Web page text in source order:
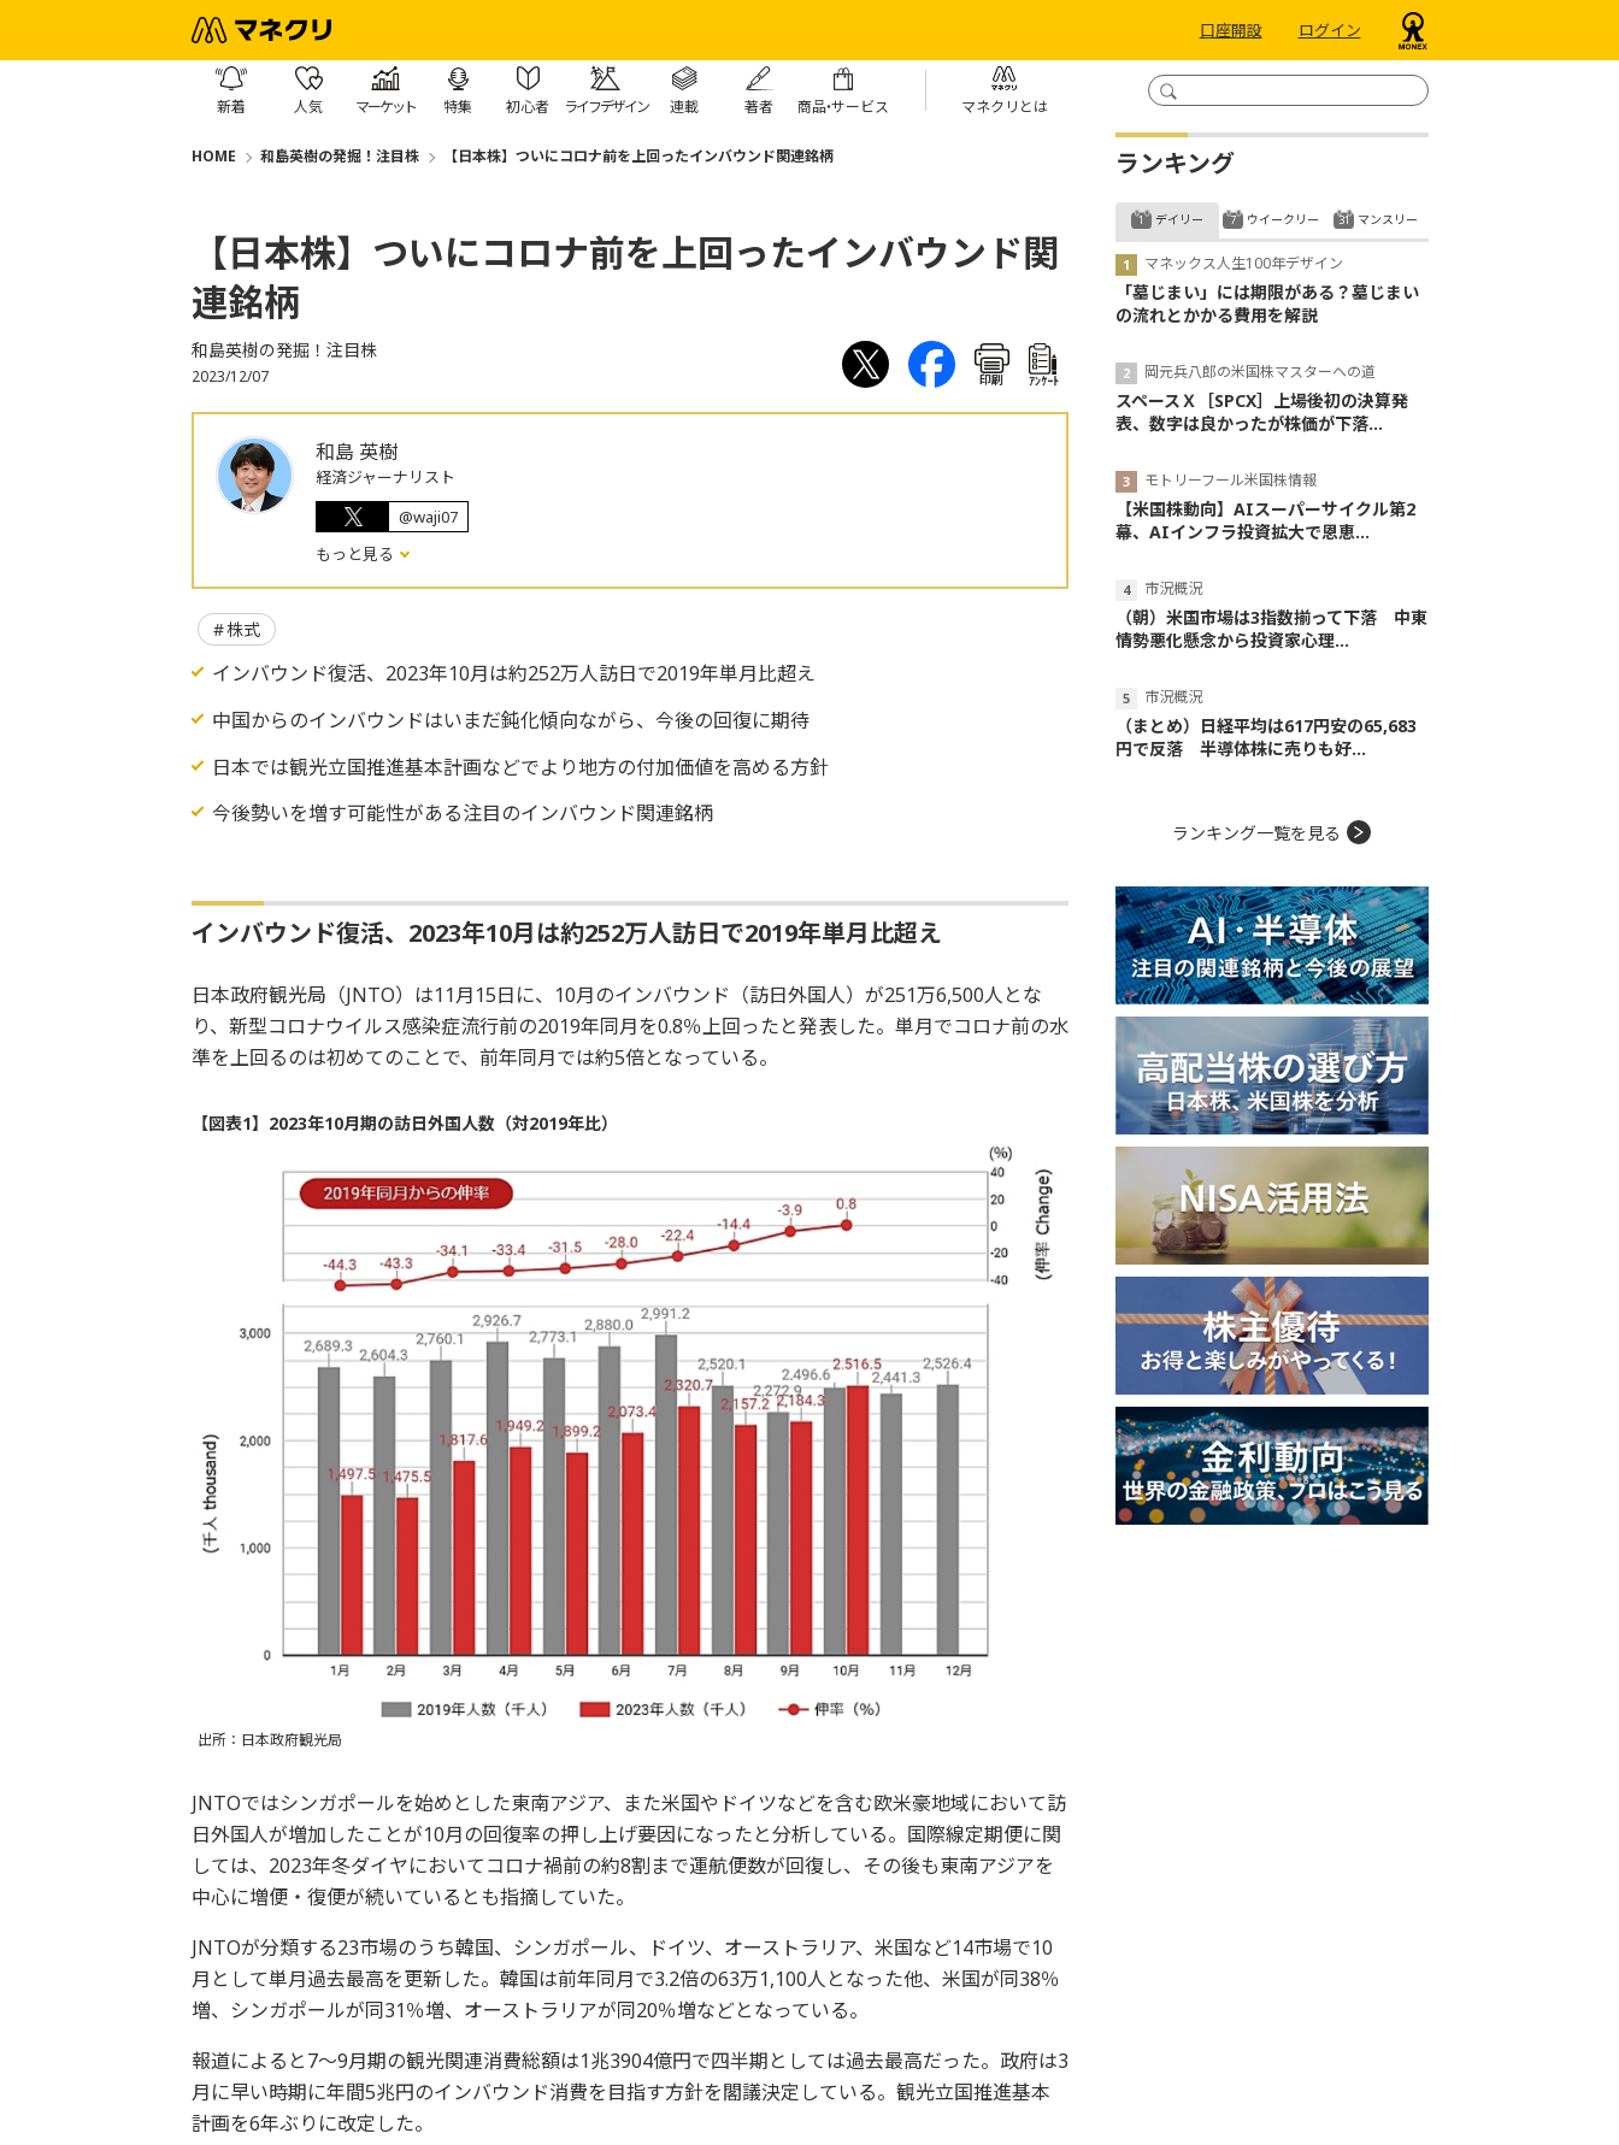
口座開設 ログイン
新着 人気 マーケット 特集 初心者 ライフデザイン 連載 著者 商品・サービス マネクリとは
HOME 和島英樹の発掘！注目株 【日本株】ついにコロナ前を上回ったインバウンド関連銘柄
【日本株】ついにコロナ前を上回ったインバウンド関
連銘柄
和島英樹の発掘！注目株
2023/12/07 印刷 ｱﾝｹｰﾄ
和島 英樹
経済ジャーナリスト
@waji07
もっと見る
株式
インバウンド復活、2023年10月は約252万人訪日で2019年単月比超え
中国からのインバウンドはいまだ鈍化傾向ながら、今後の回復に期待
日本では観光立国推進基本計画などでより地方の付加価値を高める方針
今後勢いを増す可能性がある注目のインバウンド関連銘柄
インバウンド復活、2023年10月は約252万人訪日で2019年単月比超え
日本政府観光局（JNTO）は11月15日に、10月のインバウンド（訪日外国人）が251万6,500人とな
り、新型コロナウイルス感染症流行前の2019年同月を0.8％上回ったと発表した。単月でコロナ前の水
準を上回るのは初めてのことで、前年同月では約5倍となっている。
【図表1】2023年10月期の訪日外国人数（対2019年比）
出所：日本政府観光局
JNTOではシンガポールを始めとした東南アジア、また米国やドイツなどを含む欧米豪地域において訪
日外国人が増加したことが10月の回復率の押し上げ要因になったと分析している。国際線定期便に関
しては、2023年冬ダイヤにおいてコロナ禍前の約8割まで運航便数が回復し、その後も東南アジアを
中心に増便・復便が続いているとも指摘していた。
JNTOが分類する23市場のうち韓国、シンガポール、ドイツ、オーストラリア、米国など14市場で10
月として単月過去最高を更新した。韓国は前年同月で3.2倍の63万1,100人となった他、米国が同38％
増、シンガポールが同31％増、オーストラリアが同20％増などとなっている。
報道によると7～9月期の観光関連消費総額は1兆3904億円で四半期としては過去最高だった。政府は3
月に早い時期に年間5兆円のインバウンド消費を目指す方針を閣議決定している。観光立国推進基本
計画を6年ぶりに改定した。
ランキング
デイリー
マネックス人生100年デザイン
「墓じまい」には期限がある？墓じまい
の流れとかかる費用を解説
岡元兵八郎の米国株マスターへの道
スペースＸ［SPCX］上場後初の決算発
表、数字は良かったが株価が下落...
モトリーフール米国株情報
【米国株動向】AIスーパーサイクル第2
幕、AIインフラ投資拡大で恩恵...
市況概況
（朝）米国市場は3指数揃って下落 中東
情勢悪化懸念から投資家心理...
市況概況
（まとめ）日経平均は617円安の65,683
円で反落 半導体株に売りも好...
ウイークリー マンスリー
ランキング一覧を見る